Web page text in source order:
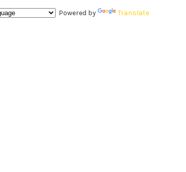
Powered by Translate